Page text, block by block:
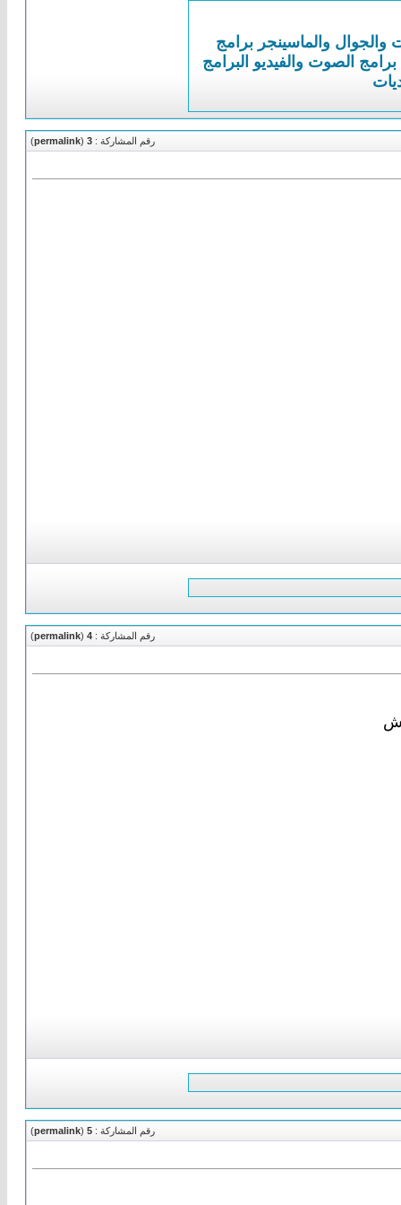
والجوال والماسينجر برامج
برامج الصوت والفيديو البرامج
رقم المشاركة : 3
(
permalink
)
رقم المشاركة : 4
(
permalink
)
رقم المشاركة : 5
(
permalink
)